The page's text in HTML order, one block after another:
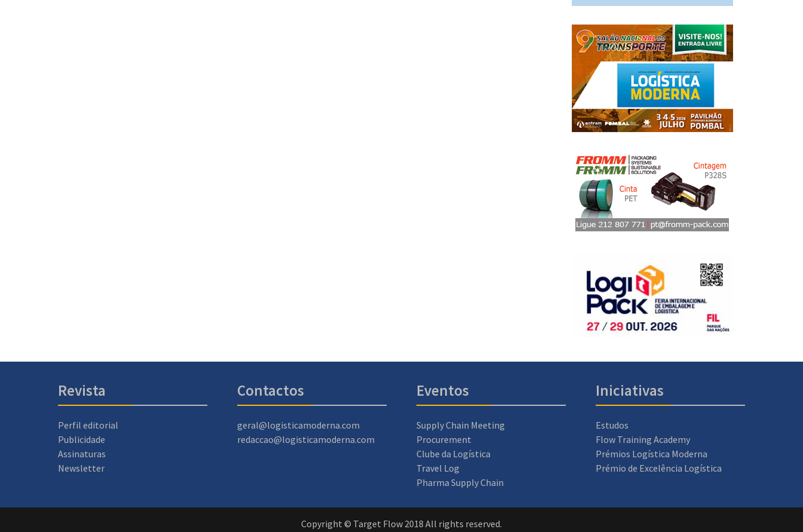
Revista
Perfil editorial
Publicidade
Assinaturas
Newsletter
Contactos
geral@logisticamoderna.com
redaccao@logisticamoderna.com
Eventos
Supply Chain Meeting
Procurement
Clube da Logística
Travel Log
Pharma Supply Chain
Iniciativas
Estudos
Flow Training Academy
Prémios Logística Moderna
Prémio de Excelência Logística
Copyright © Target Flow 2018 All rights reserved.